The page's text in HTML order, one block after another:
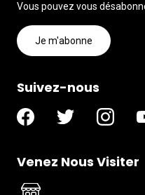
Vous pouvez vous
Je m'abonne
Suivez-nous
Venez Nous Visiter